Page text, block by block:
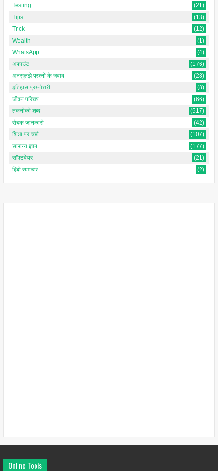
Testing
(21)
Tips
(13)
Trick
(12)
Wealth
(1)
WhatsApp
(4)
अकाउंट
(176)
अनसुलझे प्रश्नों के जवाब
(28)
इतिहास प्रश्नोत्तरी
(8)
जीवन परिचय
(66)
तकनीकी शब्द
(517)
रोचक जानकारी
(42)
शिक्षा पर चर्चा
(107)
सामान्य ज्ञान
(177)
सॉफ्टवेयर
(21)
हिंदी समाचार
(2)
Online Tools